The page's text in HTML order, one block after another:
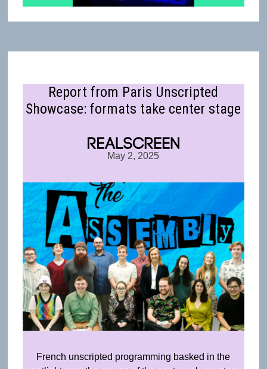
Report from Paris Unscripted
Showcase: formats take center stage
May 2, 2025
French unscripted programming basked in the